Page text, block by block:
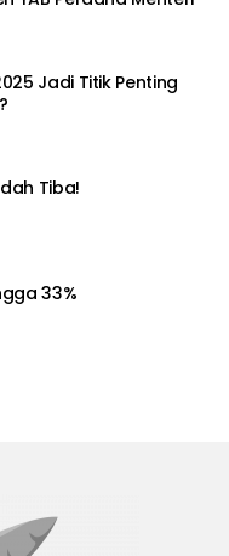
Jadi Titik Penting
Tiba!
33%